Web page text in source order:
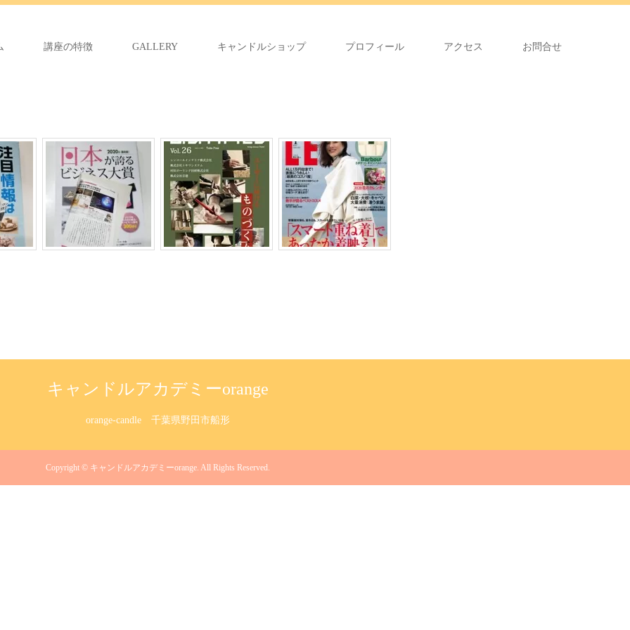
講座の特徴 GALLERY キャンドルショップ プロフィール アクセス お問合せ
キャンドルアカデミーorange
orange-candle 千葉県野田市船形
Copyright © キャンドルアカデミーorange. All Rights Reserved.